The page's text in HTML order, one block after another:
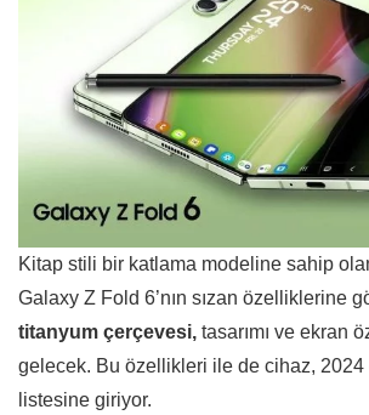
Kitap stili bir katlama modeline sahip
Galaxy Z Fold 6’nın sızan özelliklerine
titanyum çerçevesi, tasarımı ve ekran
gelecek. Bu özellikleri ile de cihaz,
listesine giriyor.